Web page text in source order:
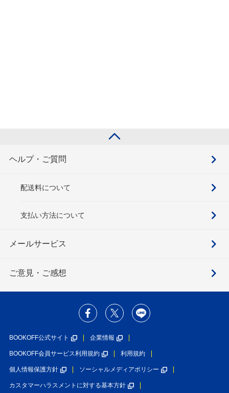
ヘルプ・ご質問
配送料について
支払い方法について
メールサービス
ご意見・ご感想
BOOKOFF公式サイト 企業情報
BOOKOFF会員サービス利用規約 利用規約
個人情報保護方針 ソーシャルメディアポリシー
カスタマーハラスメントに対する基本方針